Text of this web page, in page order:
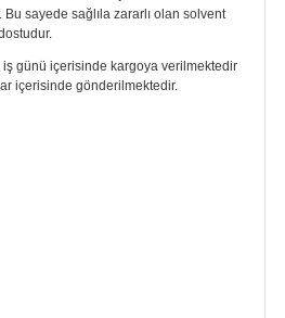
sayede sağlıla zararlı olan solvent
iş günü içerisinde kargoya verilmektedir
içerisinde gönderilmektedir.
ücretsiz olarak gönderilecektir.
ile aynıdır. Siparişiniz ile birlikte
istiyorsanız yine bize telefon